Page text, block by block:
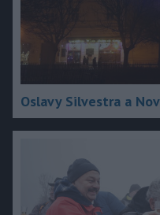
Oslavy Silvestra a